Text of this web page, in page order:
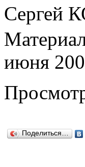
Сергей
июня
Поделиться…